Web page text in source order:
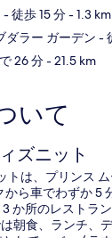
- 徒歩 15 分- 1.3 km
ダラー ガーデン -
26 分- 21.5 km
いて
ズニット
トは、プリンス
から車でわずか 5
か所のレストラ
朝食、ランチ、